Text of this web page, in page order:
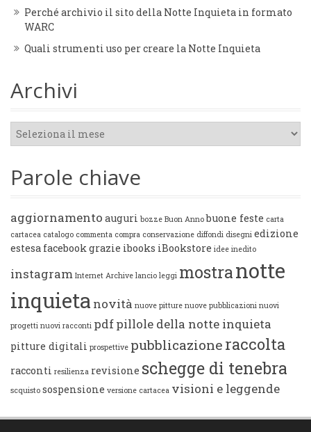
Perché archivio il sito della Notte Inquieta in formato
WARC
Quali strumenti uso per creare la Notte Inquieta
Archivi
Archivi
Parole chiave
aggiornamento auguri bozze Buon Anno buone feste carta
cartacea catalogo commenta compra conservazione diffondi disegni edizione
estesa facebook grazie ibooks iBookstore idee inedito
instagram Internet Archive lancio leggi mostranotte
inquieta novità nuove pitture nuove pubblicazioni nuovi
progetti nuovi racconti pdfpillole della notte inquieta
pitture digitali prospettive pubblicazione raccolta
racconti resilienza revisione schegge di tenebra
scquisto sospensione versione cartacea visioni e leggende